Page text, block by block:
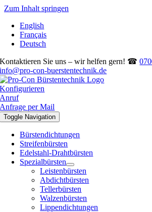
Zum Inhalt springen
English
Français
Deutsch
Kontaktieren Sie uns – wir helfen gern! ☎
info@pro-con-buerstentechnik.de
Konfigurieren
Anruf
Anfrage per Mail
Toggle Navigation
Bürstendichtungen
Streifenbürsten
Edelstahl-Drahtbürsten
Spezialbürsten
Leistenbürsten
Abdichtbürsten
Tellerbürsten
Walzenbürsten
Lippendichtungen